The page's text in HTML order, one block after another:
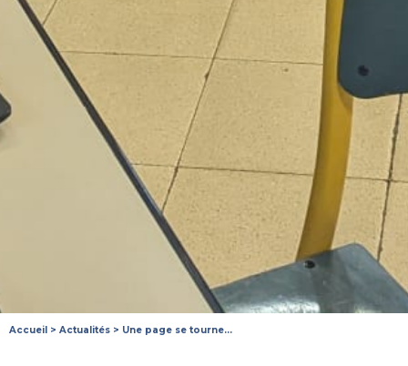
Accueil > Actualités > Une page se tourne…